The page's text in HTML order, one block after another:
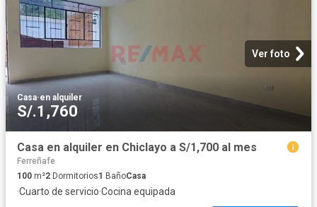
Ver foto
Casa·en alquiler
S/.1,760
Casa en alquiler en Chiclayo a S/1,700 al mes
Ferreñafe
100 m²2 Dormitorios1 BañoCasa
·Cuarto de servicio·Cocina equipada